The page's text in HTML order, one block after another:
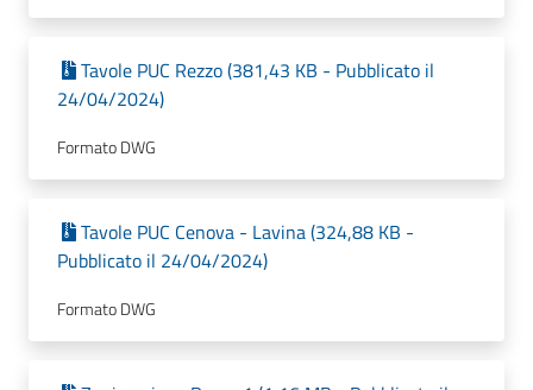
Tavole PUC Rezzo (381,43 KB - Pubblicato il
24/04/2024)
Formato DWG
Tavole PUC Cenova - Lavina (324,88 KB -
Pubblicato il 24/04/2024)
Formato DWG